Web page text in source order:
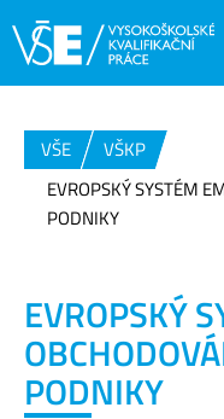
VŠE
VŠKP
EVROPSKÝ SYSTÉM
PODNIKY
EVROPSKÝ
PODNIKY